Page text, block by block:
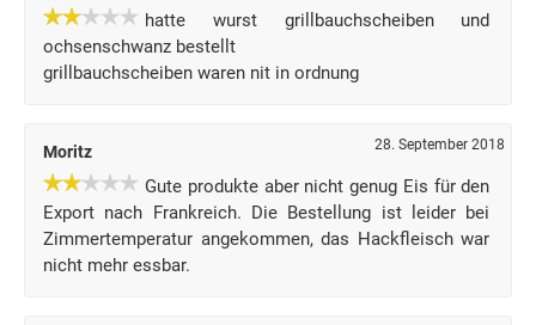
hatte wurst grillbauchscheiben und
ochsenschwanz bestellt
grillbauchscheiben waren nit in ordnung
Moritz 28. September 2018
Gute produkte aber nicht genug Eis für den
Export nach Frankreich. Die Bestellung ist leider bei
Zimmertemperatur angekommen, das Hackfleisch war
nicht mehr essbar.